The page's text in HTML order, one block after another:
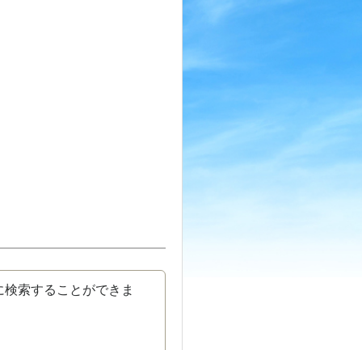
索することができま